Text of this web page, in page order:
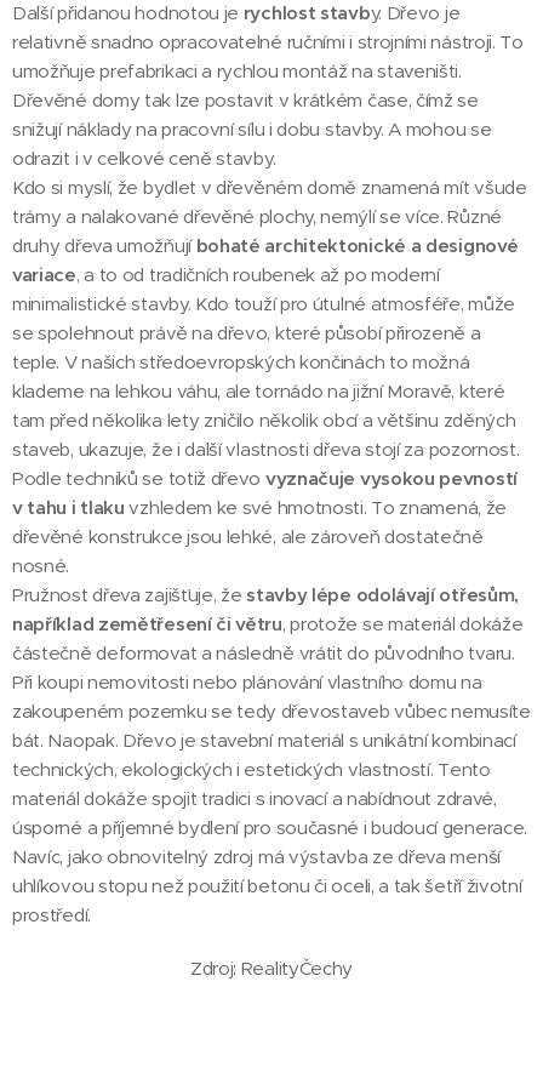
Další přidanou hodnotou je rychlost stavby. Dřevo je
relativně snadno opracovatelné ručními i strojními nástroji. To
umožňuje prefabrikaci a rychlou montáž na staveništi.
Dřevěné domy tak lze postavit v krátkém čase, čímž se
snižují náklady na pracovní sílu i dobu stavby. A mohou se
odrazit i v celkové ceně stavby.
Kdo si myslí, že bydlet v dřevěném domě znamená mít všude
trámy a nalakované dřevěné plochy, nemýlí se více. Různé
druhy dřeva umožňují bohaté architektonické a designové
variace, a to od tradičních roubenek až po moderní
minimalistické stavby. Kdo touží pro útulné atmosféře, může
se spolehnout právě na dřevo, které působí přirozeně a
teple. V našich středoevropských končinách to možná
klademe na lehkou váhu, ale tornádo na jižní Moravě, které
tam před několika lety zničilo několik obcí a většinu zděných
staveb, ukazuje, že i další vlastnosti dřeva stojí za pozornost.
Podle techniků se totiž dřevo vyznačuje vysokou pevností
v tahu i tlaku vzhledem ke své hmotnosti. To znamená, že
dřevěné konstrukce jsou lehké, ale zároveň dostatečně
nosné.
Pružnost dřeva zajišťuje, že stavby lépe odolávají otřesům,
například zemětřesení či větru, protože se materiál dokáže
částečně deformovat a následně vrátit do původního tvaru.
Při koupi nemovitosti nebo plánování vlastního domu na
zakoupeném pozemku se tedy dřevostaveb vůbec nemusíte
bát. Naopak. Dřevo je stavební materiál s unikátní kombinací
technických, ekologických i estetických vlastností. Tento
materiál dokáže spojit tradici s inovací a nabídnout zdravé,
úsporné a příjemné bydlení pro současné i budoucí generace.
Navíc, jako obnovitelný zdroj má výstavba ze dřeva menší
uhlíkovou stopu než použití betonu či oceli, a tak šetří životní
prostředí.
Zdroj: RealityČechy